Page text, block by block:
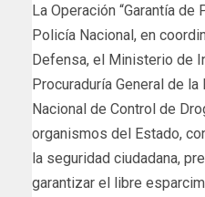
La Operación “Garantía
Policía Nacional, en
Defensa, el Ministerio de
Procuraduría General de
Nacional de Control de
organismos del Estado,
la seguridad ciudadana,
garantizar el libre